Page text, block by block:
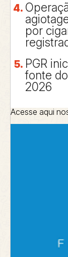
por
PGR
fonte
2026
Acesse aqui